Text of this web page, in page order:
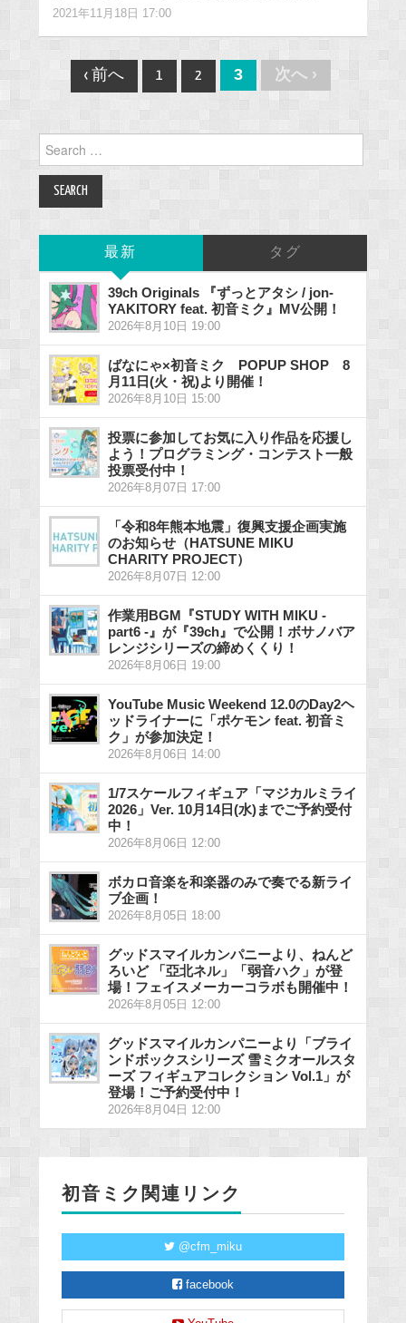
2021年11月18日 17:00
Post
navigation
‹ 前へ 1 2 3 次へ ›
for:
最新 タグ
39ch Originals 『ずっとアタシ / jon-
YAKITORY feat. 初音ミク』MV公開！
2026年8月10日 19:00
ばなにゃ×初音ミク POPUP SHOP 8
月11日(火・祝)より開催！
2026年8月10日 15:00
投票に参加してお気に入り作品を応援し
よう！プログラミング・コンテスト一般
投票受付中！
2026年8月07日 17:00
「令和8年熊本地震」復興支援企画実施
のお知らせ（HATSUNE MIKU
CHARITY PROJECT）
2026年8月07日 12:00
作業用BGM『STUDY WITH MIKU -
part6 -』が『39ch』で公開！ボサノバア
レンジシリーズの締めくくり！
2026年8月06日 19:00
YouTube Music Weekend 12.0のDay2ヘ
ッドライナーに「ポケモン feat. 初音ミ
ク」が参加決定！
2026年8月06日 14:00
1/7スケールフィギュア「マジカルミライ
2026」Ver. 10月14日(水)までご予約受付
中！
2026年8月06日 12:00
ボカロ音楽を和楽器のみで奏でる新ライ
ブ企画！
2026年8月05日 18:00
グッドスマイルカンパニーより、ねんど
ろいど 「亞北ネル」「弱音ハク」が登
場！フェイスメーカーコラボも開催中！
2026年8月05日 12:00
グッドスマイルカンパニーより「ブライ
ンドボックスシリーズ 雪ミクオールスタ
ーズ フィギュアコレクション Vol.1」が
登場！ご予約受付中！
2026年8月04日 12:00
初音ミク関連リンク
@cfm_miku
facebook